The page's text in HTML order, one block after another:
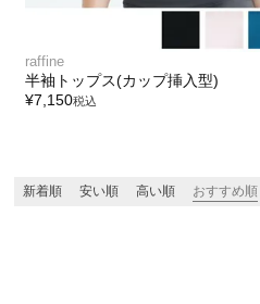
raffine
半袖トップス(カップ挿入型)
¥7,150税込
新着順 安い順 高い順 おすすめ順